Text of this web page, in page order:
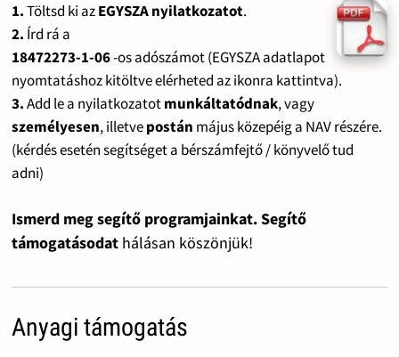
1.Töltsd ki azEGYSZA nyilatkozatot.
2. Írd rá a
18472273-1-06-os adószámot (EGYSZA adatlapot
nyomtatáshoz kitöltve elérheted az ikonra kattintva).
3.Add le a nyilatkozatotmunkáltatódnak, vagy
személyesen, illetvepostán május közepéig a NAV részére.
(kérdés esetén segítséget a bérszámfejtő / könyvelő tud
adni)
Ismerd meg segítő programjainkat. Segítő
támogatásodat hálásan köszönjük!
Anyagi támogatás